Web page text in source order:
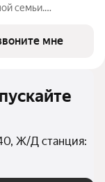
семьи.
мягкое
мне
Ж/Д станция: